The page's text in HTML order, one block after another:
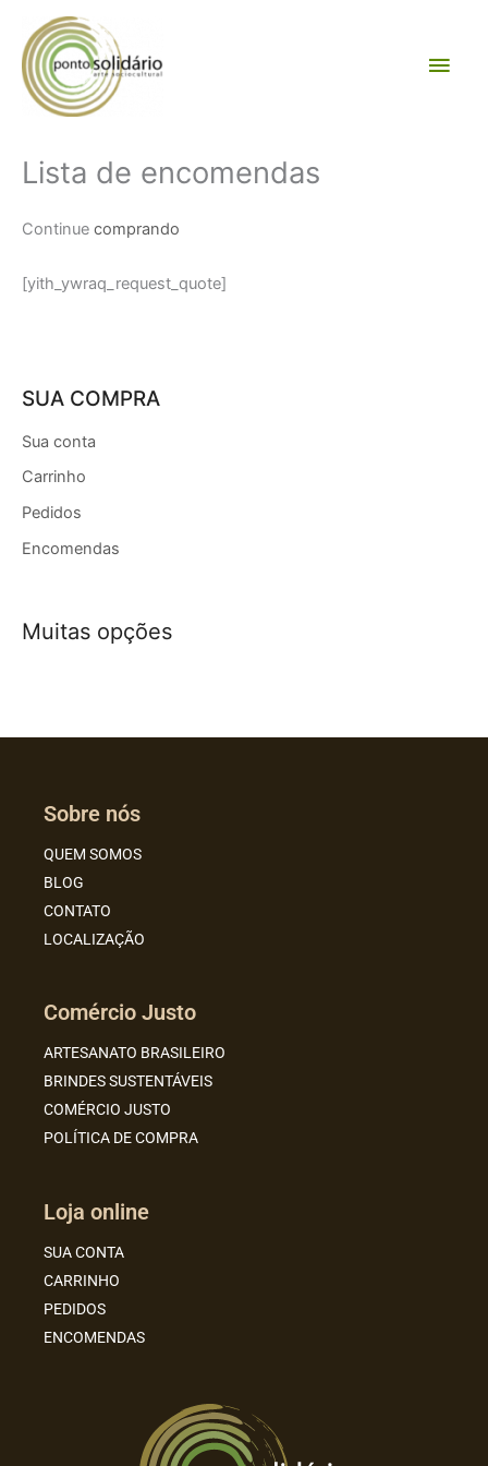
para
conteúdo
Lista de encomendas
Continue comprando
[yith_ywraq_request_quote]
SUA COMPRA
Sua conta
Carrinho
Pedidos
Encomendas
Muitas opções
Sobre nós
QUEM SOMOS
BLOG
CONTATO
LOCALIZAÇÃO
Comércio Justo
ARTESANATO BRASILEIRO
BRINDES SUSTENTÁVEIS
COMÉRCIO JUSTO
POLÍTICA DE COMPRA
Loja online
SUA CONTA
CARRINHO
PEDIDOS
ENCOMENDAS